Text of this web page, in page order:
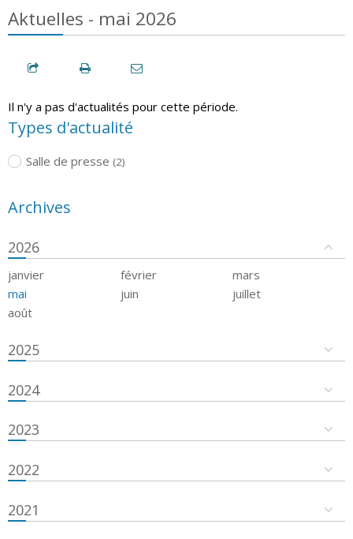
Aktuelles - mai 2026
Il n'y a pas d'actualités pour cette période.
Types d'actualité
Salle de presse (2)
Archives
2026
janvier février
mars
mai
juin
juillet
août
2025
2024
2023
2022
2021